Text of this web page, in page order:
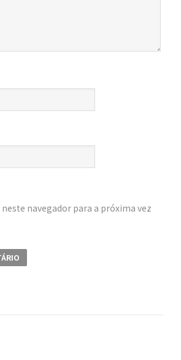
neste navegador para a próxima vez